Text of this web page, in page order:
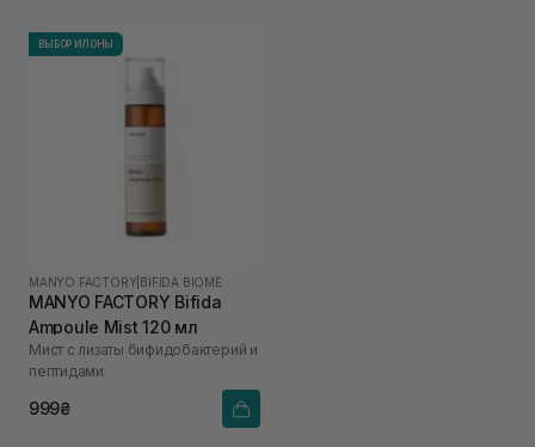
ВЫБОР ИЛОНЫ
MANYO FACTORY BIFIDA BIOME
MANYO FACTORY Bifida
Ampoule Mist 120 мл
Мист с лизаты бифидобактерий и
пептидами
999₴